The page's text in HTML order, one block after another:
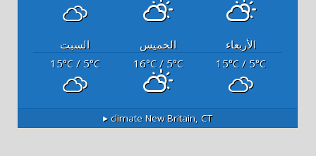
الأربعاء الخميس
السبت
15°C / 5°C
16°C/ 5°C
15°C/ 5°C
New Britain, CT